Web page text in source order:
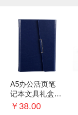
A5办公活页笔
记本文具礼盒记
事本签字笔商务
￥38.00